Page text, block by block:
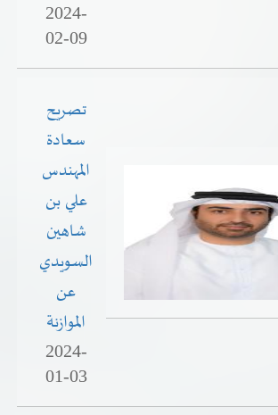
2024-
02-09
تصريح
سعادة
المهندس
علي بن
شاهين
السويدي
عن
الموازنة
2024-
01-03